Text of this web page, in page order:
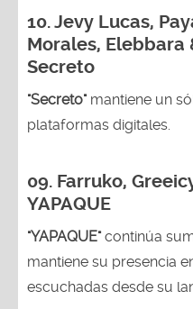
10. Jevy Lucas,
Morales, Elebbara
Secreto
"Secreto"mantiene un
plataformas digitales.
09. Farruko,
YAPAQUE
"YAPAQUE"continúa
mantiene su presencia
escuchadas desde su